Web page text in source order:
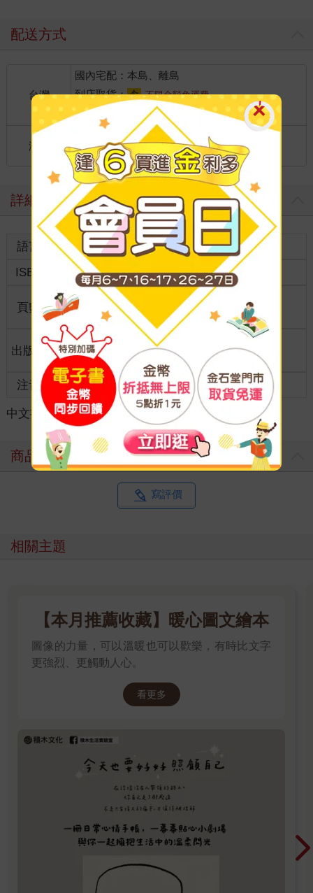
配送方式
台灣
國內宅配：本島、離島
到店取貨：
不限金額免運費
海外
國際快遞：全球
港澳店取：
詳細資料
語言 中文繁體 裝訂
精裝
ISBN
9786264321723 分級 普通級
頁數 44
商品規
格
菊8開21*28cm
出版地 台灣
適讀年
全齡適讀
注音 有注音 級別
中文書 ＞ 童書/青少年 繪本 ＞ 創意想像
商品評價
寫評價
相關主題
【本月推薦收藏】暖心圖文繪本
圖像的力量，可以溫暖也可以歡樂，有時比文字
更強烈、更觸動人心。
看更多